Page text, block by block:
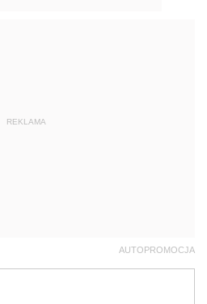
REKLAMA
AUTOPROMOCJA